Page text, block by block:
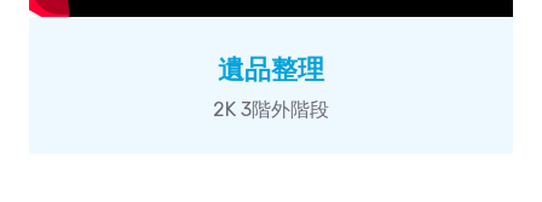
遺品整理
2K 3階外階段